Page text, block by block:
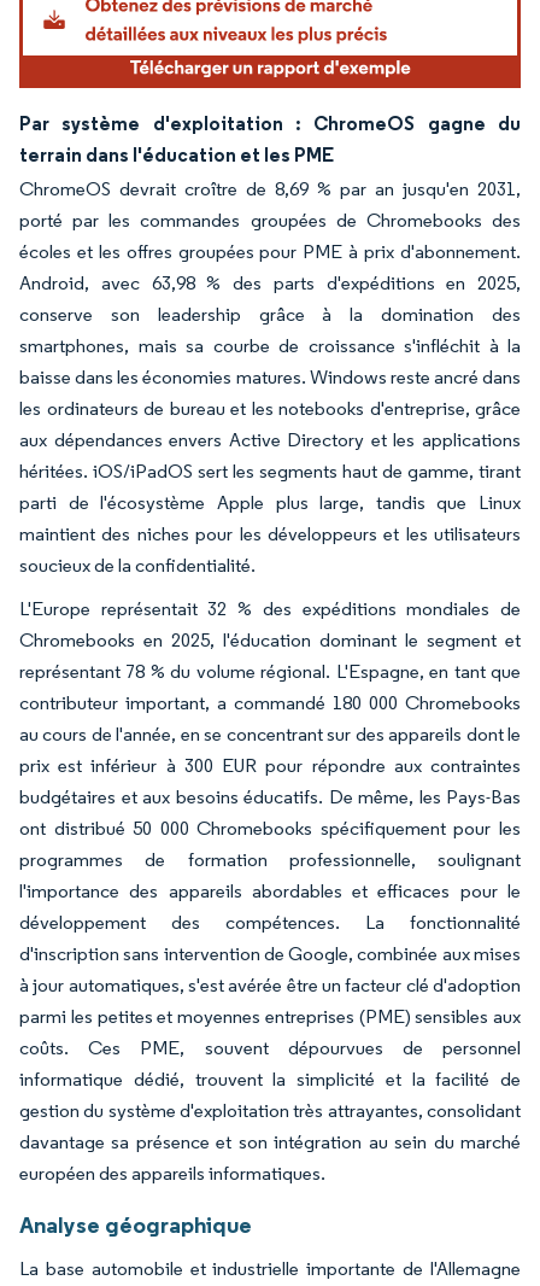
Par système d'exploitation : ChromeOS gagne du
terrain dans l'éducation et les PME
ChromeOS devrait croître de 8,69 % par an jusqu'en 2031,
porté par les commandes groupées de Chromebooks des
écoles et les offres groupées pour PME à prix d'abonnement.
Android, avec 63,98 % des parts d'expéditions en 2025,
conserve son leadership grâce à la domination des
smartphones, mais sa courbe de croissance s'infléchit à la
baisse dans les économies matures. Windows reste ancré dans
les ordinateurs de bureau et les notebooks d'entreprise, grâce
aux dépendances envers Active Directory et les applications
héritées. iOS/iPadOS sert les segments haut de gamme, tirant
parti de l'écosystème Apple plus large, tandis que Linux
maintient des niches pour les développeurs et les utilisateurs
soucieux de la confidentialité.
L'Europe représentait 32 % des expéditions mondiales de
Chromebooks en 2025, l'éducation dominant le segment et
représentant 78 % du volume régional. L'Espagne, en tant que
contributeur important, a commandé 180 000 Chromebooks
au cours de l'année, en se concentrant sur des appareils dont le
prix est inférieur à 300 EUR pour répondre aux contraintes
budgétaires et aux besoins éducatifs. De même, les Pays-Bas
ont distribué 50 000 Chromebooks spécifiquement pour les
programmes de formation professionnelle, soulignant
l'importance des appareils abordables et efficaces pour le
développement des compétences. La fonctionnalité
d'inscription sans intervention de Google, combinée aux mises
à jour automatiques, s'est avérée être un facteur clé d'adoption
parmi les petites et moyennes entreprises (PME) sensibles aux
coûts. Ces PME, souvent dépourvues de personnel
informatique dédié, trouvent la simplicité et la facilité de
gestion du système d'exploitation très attrayantes, consolidant
davantage sa présence et son intégration au sein du marché
européen des appareils informatiques.
Analyse géographique
La base automobile et industrielle importante de l'Allemagne